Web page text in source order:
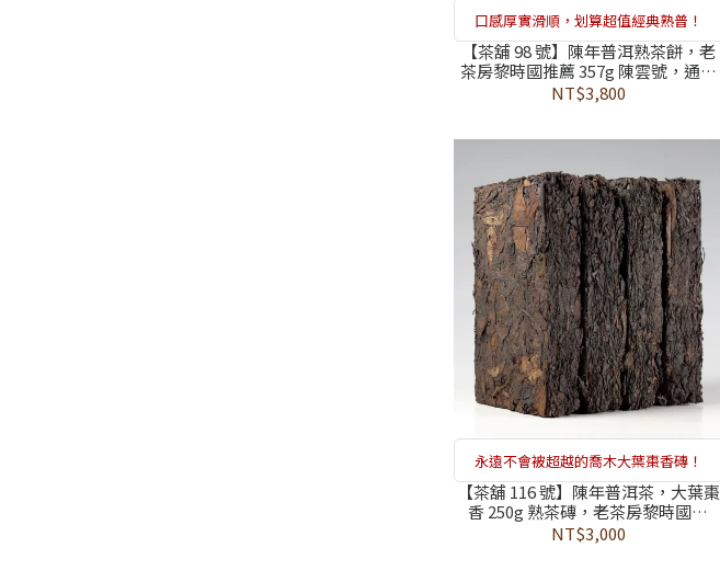
口感厚實滑順，划算超值經典熟普！
【茶舖 98 號】陳年普洱熟茶餅，老
茶房黎時國推薦 357g 陳雲號，通過
374 項農藥檢測合格，石模壓製的手
工溫度，歲月白霜下的日常飲品
NT$3,800
永遠不會被超越的喬木大葉棗香磚！
【茶舖 116 號】陳年普洱茶，大葉棗
香 250g 熟茶磚，老茶房黎時國推
薦，通過 374 項農藥檢測合格，脫衣
輸入的傳奇身世，沈穩地氣與暖心棗
NT$3,000